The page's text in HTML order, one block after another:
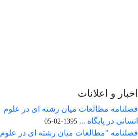
اخبار و اعلانات
فصلنامه مطالعات میان رشته ای در علوم
انسانی در پایگاه ... 1395-02-05
فصلنامه "مطالعات میان رشته ای در علوم